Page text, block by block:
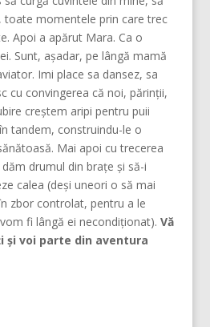
toate momentele prin care trec
Apoi a apărut Mara. Ca o
Sunt, așadar, pe lângă mamă
Imi place sa dansez, sa
cu convingerea că noi, părinţii,
creştem aripi pentru puii
tandem, construindu-le o
Mai apoi cu trecerea
drumul din braţe și să-i
calea (deşi uneori o să mai
zbor controlat, pentru a le
fi lângă ei necondiţionat). Vă
și voi parte din aventura